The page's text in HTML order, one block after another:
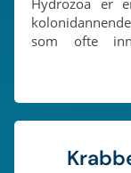
Hydrozoa er
som ofte
svømmende